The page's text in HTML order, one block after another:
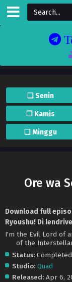
❏ Senin
❐ Kamis
❏ Minggu
Ore wa
Download full
Ryoushu! Di
I'm the Evil Lord of
of the Interstellar
Status: Completed
Studio: Quad
Released: Apr 6,